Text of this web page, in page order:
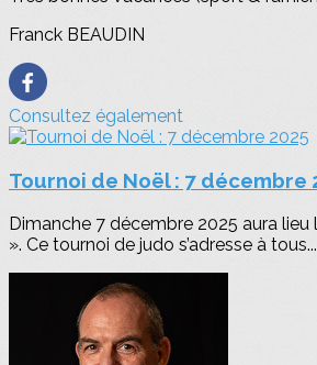
Franck BEAUDIN
Consultez également
Tournoi de Noël : 7 décembre
Dimanche 7 décembre 2025 aura lieu
». Ce tournoi de judo s’adresse à tous...